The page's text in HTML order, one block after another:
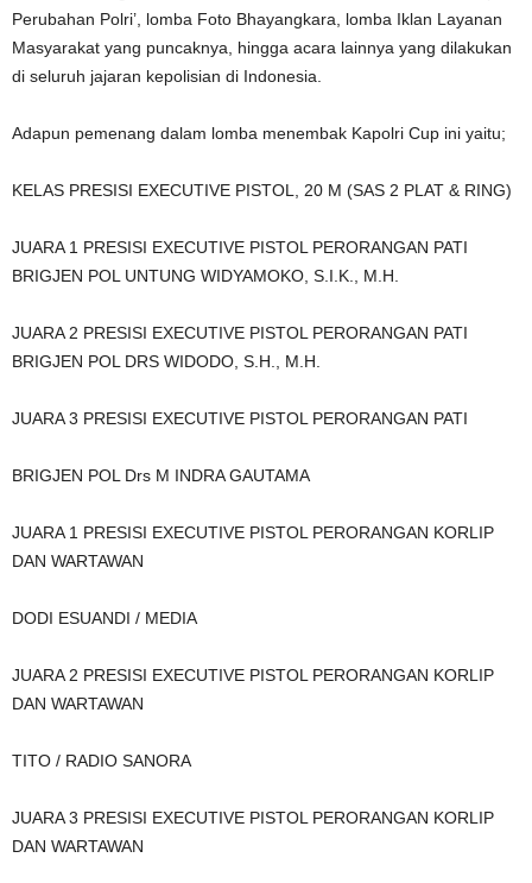
Perubahan Polri’, lomba Foto Bhayangkara, lomba Iklan Layanan
Masyarakat yang puncaknya, hingga acara lainnya yang dilakukan
di seluruh jajaran kepolisian di Indonesia.
Adapun pemenang dalam lomba menembak Kapolri Cup ini yaitu;
KELAS PRESISI EXECUTIVE PISTOL, 20 M (SAS 2 PLAT & RING)
JUARA 1 PRESISI EXECUTIVE PISTOL PERORANGAN PATI
BRIGJEN POL UNTUNG WIDYAMOKO, S.I.K., M.H.
JUARA 2 PRESISI EXECUTIVE PISTOL PERORANGAN PATI
BRIGJEN POL DRS WIDODO, S.H., M.H.
JUARA 3 PRESISI EXECUTIVE PISTOL PERORANGAN PATI
BRIGJEN POL Drs M INDRA GAUTAMA
JUARA 1 PRESISI EXECUTIVE PISTOL PERORANGAN KORLIP
DAN WARTAWAN
DODI ESUANDI / MEDIA
JUARA 2 PRESISI EXECUTIVE PISTOL PERORANGAN KORLIP
DAN WARTAWAN
TITO / RADIO SANORA
JUARA 3 PRESISI EXECUTIVE PISTOL PERORANGAN KORLIP
DAN WARTAWAN